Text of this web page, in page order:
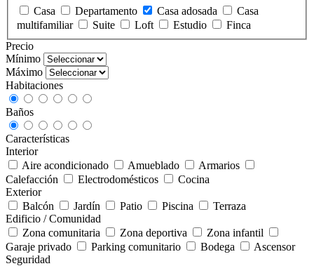
Casa
Departamento Casa adosada
multifamiliar
Suite Loft Estudio
Finca
Precio
Mínimo
Máximo
Habitaciones
Baños
Características
Interior
Aire acondicionado
Amueblado
Armarios
Calefacción
Electrodomésticos
Cocina
Exterior
Balcón
Jardín Patio Piscina
Terraza
Edificio / Comunidad
Zona comunitaria
Zona deportiva
Zona infantil
Garaje privado
Parking comunitario Bodega
Ascensor
Seguridad